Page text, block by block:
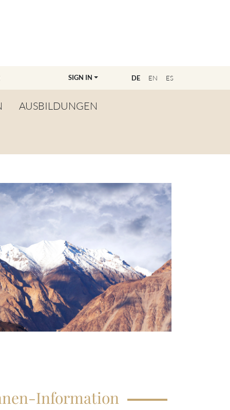
DE EN ES
SIGN IN
AUSBILDUNGEN
WERDE LEHRER:IN
AUSBILDER:IN
MASTERCLASSANMELDUNG
HÄUFIG GESTELLTE FRAGEN
Information